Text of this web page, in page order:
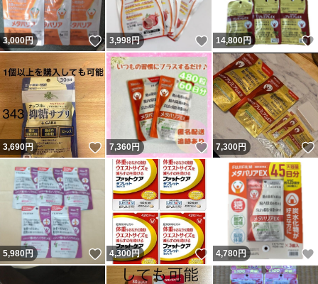
3,000円 いいね！
3,998円 いいね！
14,800円
3,690円 いいね！
7,360円 いいね！
7,300円
5,980円 いいね！
4,300円 いいね！
4,780円